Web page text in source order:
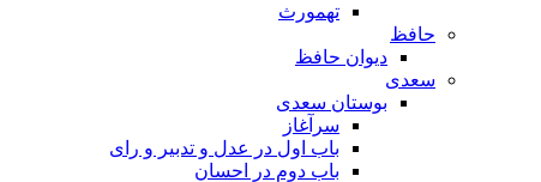
تهمورث
حافظ
دیوان حافظ
سعدی
بوستان سعدی
سرآغاز
باب اول در عدل و تدبیر و رای
باب دوم در احسان